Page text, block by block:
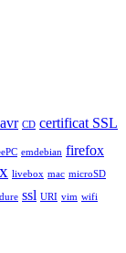
avr CD certificat SSL
emdebian firefox
livebox mac microSD
ssl URI vim wifi